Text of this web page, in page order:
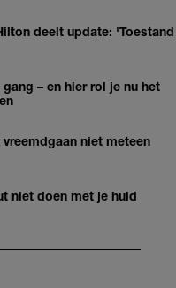
deelt update: 'Toestand
– en hier rol je nu het
niet meteen
niet doen met je huid